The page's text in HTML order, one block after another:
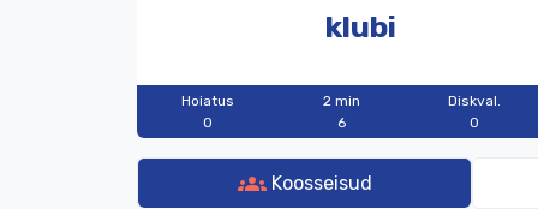
klubi
Hoiatus
0
2 min
6
Diskval.
0
groups Koosseisud